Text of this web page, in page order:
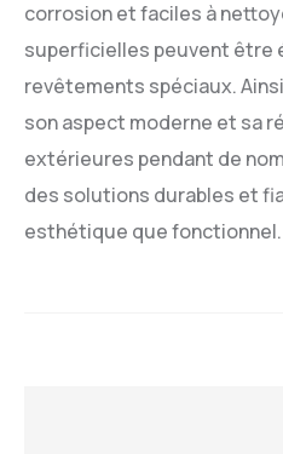
corrosion et faciles à
superficielles peuvent être
revêtements spéciaux.
son aspect moderne et sa
extérieures pendant de
des solutions durables et
esthétique que fonctionnel.